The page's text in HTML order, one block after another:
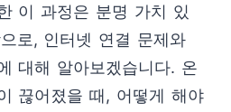
이 과정은 분명 가치 있
로, 인터넷 연결 문제와
대해 알아보겠습니다. 온
끊어졌을 때, 어떻게 해야